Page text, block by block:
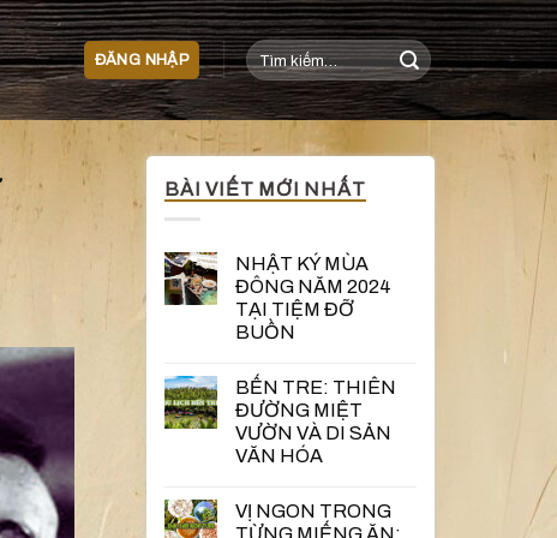
ĐĂNG NHẬP
Tìm
kiếm:
BÀI VIẾT MỚI NHẤT
NHẬT KÝ MÙA
ĐÔNG NĂM 2024
TẠI TIỆM ĐỠ
BUỒN
BẾN TRE: THIÊN
ĐƯỜNG MIỆT
VƯỜN VÀ DI SẢN
VĂN HÓA
VỊ NGON TRONG
TỪNG MIẾNG ĂN: